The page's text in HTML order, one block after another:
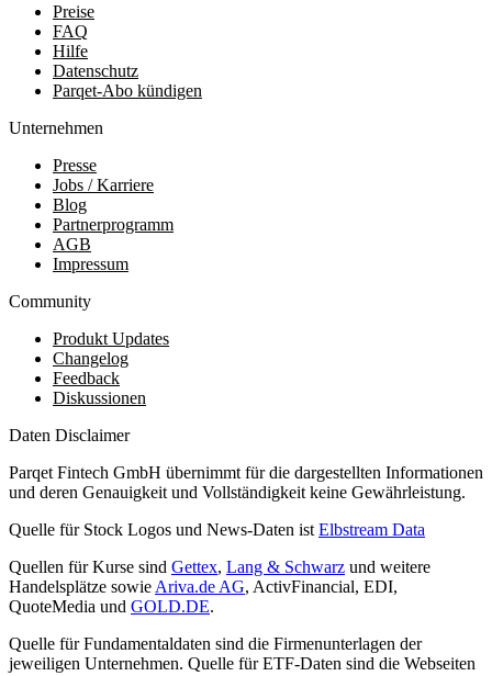
Preise
FAQ
Hilfe
Datenschutz
Parqet-Abo kündigen
Unternehmen
Presse
Jobs / Karriere
Blog
Partnerprogramm
AGB
Impressum
Community
Produkt Updates
Changelog
Feedback
Diskussionen
Daten Disclaimer
Parqet Fintech GmbH übernimmt für die dargestellten Informationen
und deren Genauigkeit und Vollständigkeit keine Gewährleistung.
Quelle für Stock Logos und News-Daten ist Elbstream Data
Quellen für Kurse sind Gettex, Lang & Schwarz und weitere
Handelsplätze sowie Ariva.de AG, ActivFinancial, EDI,
QuoteMedia und GOLD.DE.
Quelle für Fundamentaldaten sind die Firmenunterlagen der
jeweiligen Unternehmen. Quelle für ETF-Daten sind die Webseiten